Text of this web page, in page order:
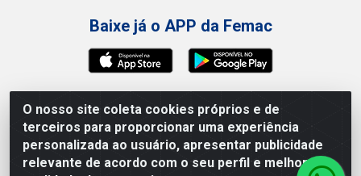
O nosso site coleta cookies próprios e de
terceiros para proporcionar uma experiência
personalizada ao usuário, apresentar publicidade
relevante de acordo com o seu perfil e melhorar a
Baixe já o APP da Femac
Femac Distribuidora - 1a Travessa Siqueira Campos,
100 - Centro, Brejão/PE - CEP 55.325-000 - CNPJ
09.266.030/0001-19